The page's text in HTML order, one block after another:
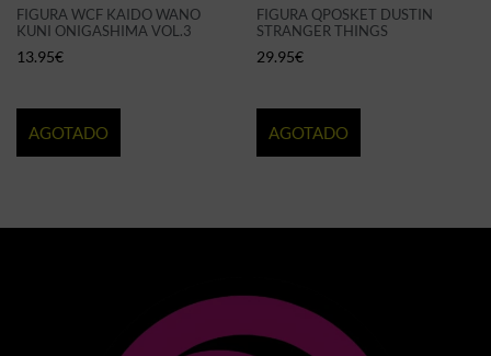
FIGURA WCF KAIDO WANO
KUNI ONIGASHIMA VOL.3
13.95€
AGOTADO
FIGURA QPOSKET DUSTIN
STRANGER THINGS
29.95€
AGOTADO